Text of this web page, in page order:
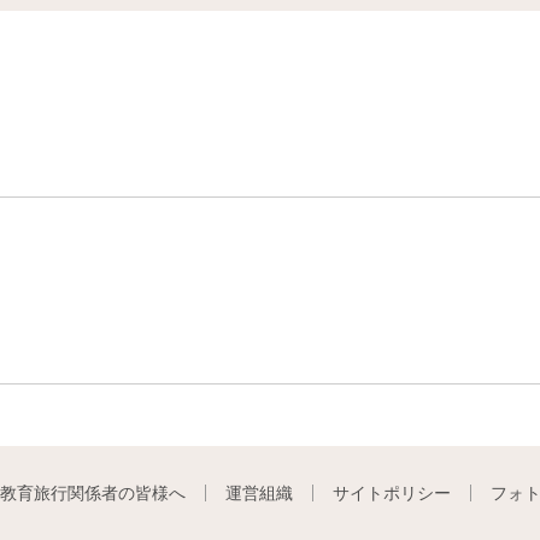
教育旅行関係者の皆様へ 運営組織 サイトポリシー フォ